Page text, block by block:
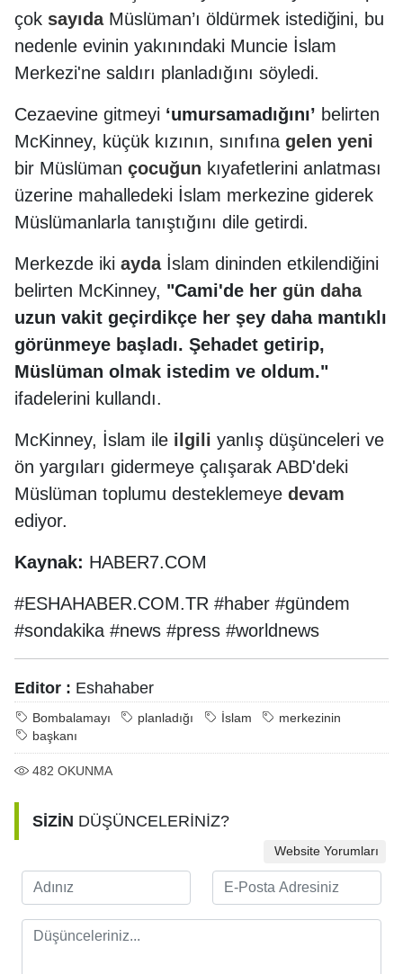
çok sayıdaMüslüman’ı öldürmek istediğini, bu
nedenle evinin yakınındaki Muncie İslam
Merkezi'ne saldırı planladığını söyledi.
Cezaevine gitmeyi ‘umursamadığını’ belirten
McKinney, küçük kızının, sınıfına gelen yeni
bir Müslüman çocuğun kıyafetlerini anlatması
üzerine mahalledeki İslam merkezine giderek
Müslümanlarla tanıştığını dile getirdi.
Merkezde iki aydaİslam dininden etkilendiğini
belirten McKinney, "Cami'de her gün daha
uzun vakit geçirdikçe her şey daha mantıklı
görünmeye başladı. Şehadet getirip,
Müslüman olmak istedim ve oldum."
ifadelerini kullandı.
McKinney, İslam ile ilgili yanlış düşünceleri ve
ön yargıları gidermeye çalışarak ABD'deki
Müslüman toplumu desteklemeye devam
ediyor.
Kaynak: HABER7.COM
#ESHAHABER.COM.TR #haber #gündem
#sondakika #news #press #worldnews
Editor : Eshahaber
Bombalamayı planladığı İslam
merkezinin
başkanı
482 OKUNMA
SİZİN DÜŞÜNCELERİNİZ?
Website Yorumları